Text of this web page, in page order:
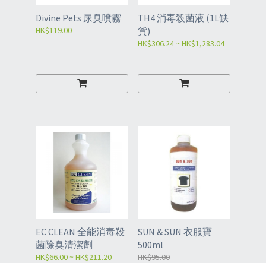
Divine Pets 尿臭噴霧
HK$119.00
TH4 消毒殺菌液 (1L缺
貨)
HK$306.24 ~ HK$1,283.04
EC CLEAN 全能消毒殺
菌除臭清潔劑
HK$66.00 ~ HK$211.20
SUN & SUN 衣服寶
500ml
HK$95.00